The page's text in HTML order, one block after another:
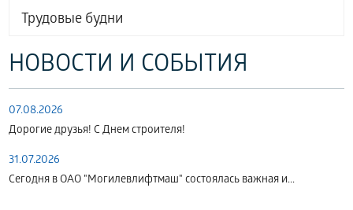
Трудовые будни
НОВОСТИ И СОБЫТИЯ
07.08.2026
Дорогие друзья! С Днем строителя!
31.07.2026
Сегодня в ОАО "Могилевлифтмаш" состоялась важная и...